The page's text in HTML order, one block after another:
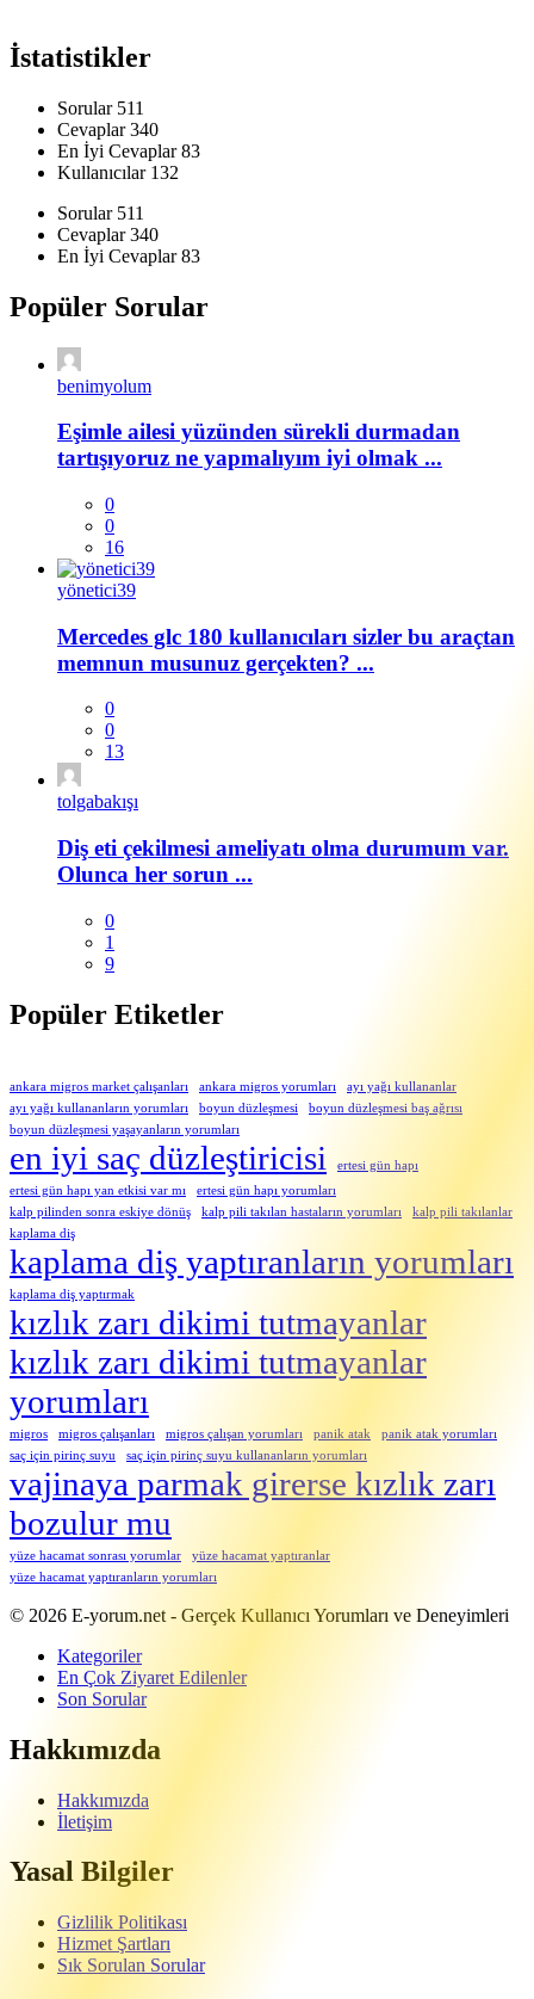
İstatistikler
Sorular 511
Cevaplar340
En İyi Cevaplar83
Kullanıcılar 132
İstatistikler
Sorular 511
Cevaplar340
En İyi Cevaplar83
Popüler Sorular
benimyolum
Eşimle ailesi yüzünden sürekli durmadan
tartışıyoruz ne yapmalıyım iyi olmak ...
0
0
16
yönetici39
Mercedes glc 180 kullanıcıları sizler bu araçtan
memnun musunuz gerçekten? ...
0
0
13
tolgabakışı
Diş eti çekilmesi ameliyatı olma durumum var.
Olunca her sorun ...
0
1
9
Popüler Etiketler
ankara migros market çalışanları ankara migros yorumları
ayı yağı kullananlar
ayı yağı kullananların yorumları
boyun düzleşmesi
boyun düzleşmesi baş ağrısı
boyun düzleşmesi yaşayanların yorumları
en iyi saç düzleştiricisi
ertesi gün hapı
ertesi gün hapı yan etkisi var mı
ertesi gün hapı yorumları
kalp pilinden sonra eskiye dönüş
kalp pili takılan hastaların yorumları
kalp pili takılanlar
kaplama diş
kaplama diş yaptıranların yorumları
kaplama diş yaptırmak
kızlık zarı dikimi tutmayanlar
kızlık zarı dikimi tutmayanlar
yorumları
migros migros çalışanları migros çalışan yorumları panik atak
panik atak yorumları
saç için pirinç suyu
saç için pirinç suyu kullananların yorumları
vajinaya parmak girerse kızlık zarı
bozulur mu
yüze hacamat sonrası yorumlar
yüze hacamat yaptıranlar
yüze hacamat yaptıranların yorumları
Footer
Hakkında
© 2026 E-yorum.net - Gerçek Kullanıcı Yorumları ve Deneyimleri
Kategoriler
En Çok Ziyaret Edilenler
Son Sorular
Hakkımızda
Hakkımızda
İletişim
Yasal Bilgiler
Gizlilik Politikası
Hizmet Şartları
Sık Sorulan Sorular